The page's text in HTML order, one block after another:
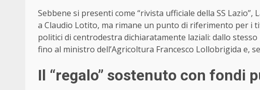
Sebbene si presenti come “rivista ufficiale della SS
a Claudio Lotito, ma rimane un punto di riferimento per i
politici di centrodestra dichiaratamente laziali: dallo stesso
fino al ministro dell’Agricoltura Francesco Lollobrigida e,
Il “regalo” sostenuto con fondi